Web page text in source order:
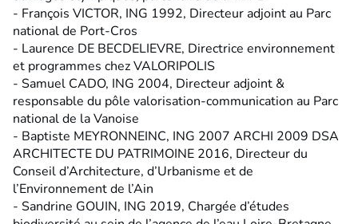
- François VICTOR, ING 1992, Directeur adjoint au Parc
national de Port-Cros
- Laurence DE BECDELIEVRE, Directrice environnement
et programmes chez VALORIPOLIS
- Samuel CADO, ING 2004, Directeur adjoint &
responsable du pôle valorisation-communication au Parc
national de la Vanoise
- Baptiste MEYRONNEINC, ING 2007 ARCHI 2009 DSA
ARCHITECTE DU PATRIMOINE 2016, Directeur du
Conseil d’Architecture, d’Urbanisme et de
l’Environnement de l’Ain
- Sandrine GOUIN, ING 2019, Chargée d’études